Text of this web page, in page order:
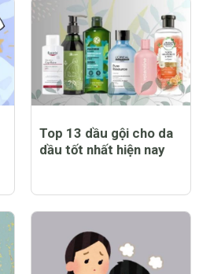
Top 13 dầu gội cho da
dầu tốt nhất hiện nay